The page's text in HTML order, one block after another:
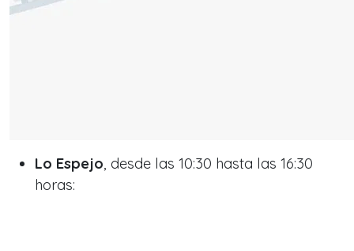
Lo Espejo, desde las 10:30 hasta las 16:30
horas: